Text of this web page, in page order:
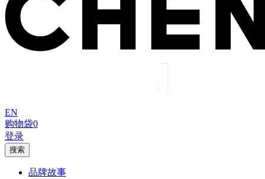
EN
购物袋0
登录
搜索
品牌故事